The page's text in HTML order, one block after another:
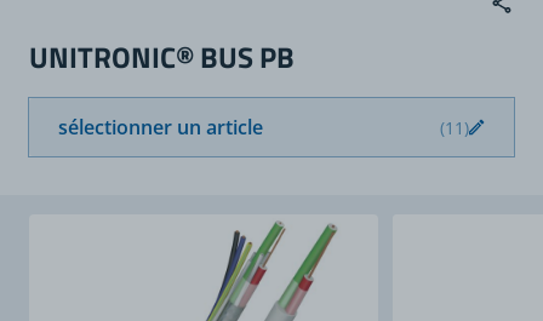
UNITRONIC® BUS PB
sélectionner un article (11)